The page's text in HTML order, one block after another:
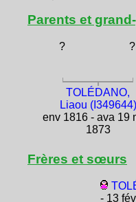
Parents et
? ?
TOLÉDANO,
Liaou (I349644)
env 1816 - ava 19
1873
Frères et sœurs
- 13